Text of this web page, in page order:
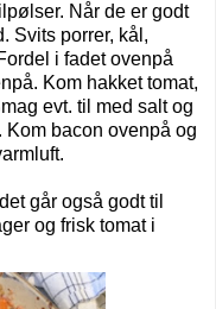
Når de er godt
Svits porrer, kål,
i fadet ovenpå
Kom hakket tomat,
evt. til med salt og
bacon ovenpå og
går også godt til
og frisk tomat i